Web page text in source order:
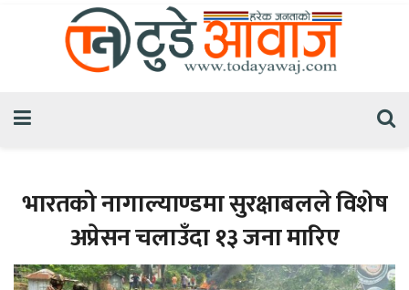
भारतको नागाल्याण्डमा सुरक्षाबलले विशेष
अप्रेसन चलाउँदा १३ जना मारिए